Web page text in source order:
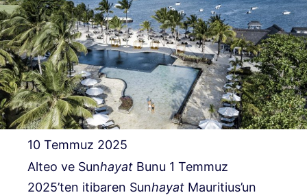
10 Temmuz 2025
Alteo ve Sunhayat Bunu 1 Temmuz
2025’ten itibaren Sunhayat Mauritius’un